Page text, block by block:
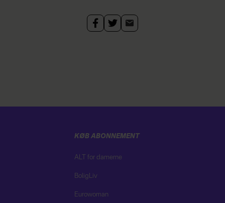
KØB ABONNEMENT
ALT for damerne
BoligLiv
Eurowoman